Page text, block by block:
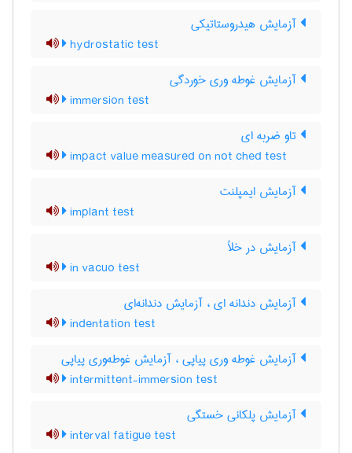
آزمایش هیدروستاتیکی
hydrostatic test
آزمایش غوطه وری خوردگی
immersion test
تاو ضربه ای
impact value measured on not ched test
آزمایش ایمپلنت
implant test
آزمایش در خلأ
in vacuo test
آزمایش دندانه ای ، آزمایش دندانه‌ای
indentation test
آزمایش غوطه وری پیاپی ، آزمایش غوطه‌وری پیاپی
intermittent-immersion test
آزمایش پلکانی خستگی
interval fatigue test